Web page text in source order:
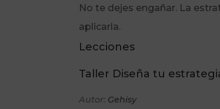
No te dejes engañar. La
aplicarla.
Lecciones
Taller Diseña tu
Autor: Gehisy